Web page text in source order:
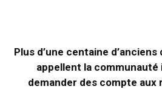
Plus d’une centaine
appellent la
demander des compte aux